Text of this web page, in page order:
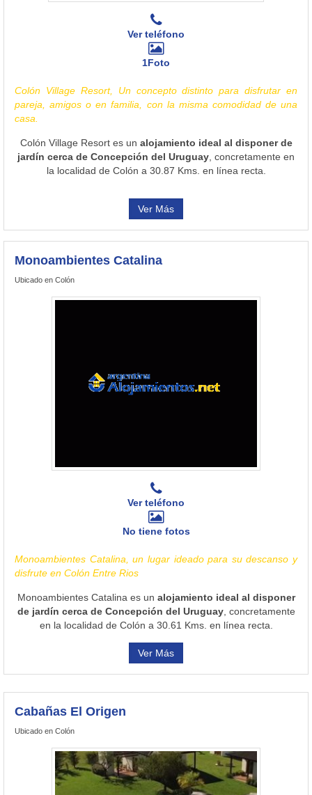
Ver teléfono
1Foto
Colón Village Resort, Un concepto distinto para disfrutar en
pareja, amigos o en familia, con la misma comodidad de una
casa.
Colón Village Resort es un alojamiento ideal al disponer de
jardín cerca de Concepción del Uruguay , concretamente en
la localidad de Colón a 30.87 Kms. en línea recta.
Ver Más
Monoambientes Catalina
Ubicado en Colón
Ver teléfono
No tiene fotos
Monoambientes Catalina, un lugar ideado para su descanso y
disfrute en Colón Entre Rios
Monoambientes Catalina es un alojamiento ideal al disponer
de jardín cerca de Concepción del Uruguay, concretamente
en la localidad de Colón a 30.61 Kms. en línea recta.
Ver Más
Cabañas El Origen
Ubicado en Colón